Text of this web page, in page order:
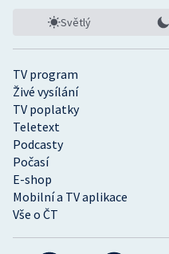
TV program
Živé vysílání
TV poplatky
Teletext
Podcasty
Počasí
E-shop
Mobilní a TV aplikace
Vše o ČT
Světlý